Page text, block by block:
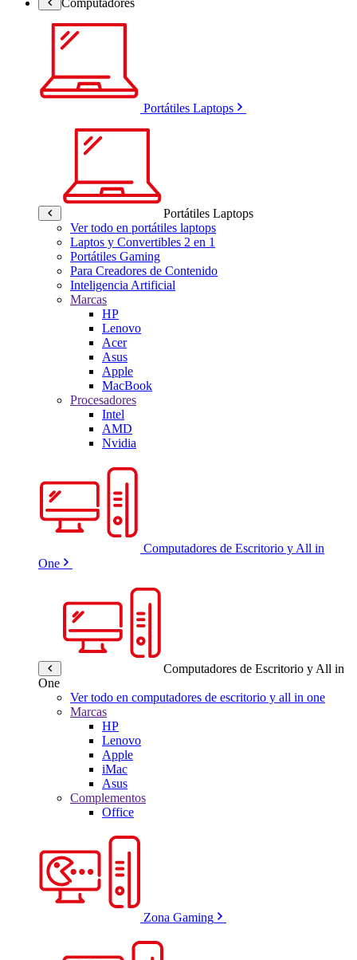
Portátiles Laptops
Portátiles Laptops
Ver todo en portátiles laptops
Laptos y Convertibles 2 en 1
Portátiles Gaming
Para Creadores de Contenido
Inteligencia Artificial
Marcas
HP
Lenovo
Acer
Asus
Apple
MacBook
Procesadores
Intel
AMD
Nvidia
Computadores de Escritorio y All in
One
Computadores de Escritorio y All in
One
Ver todo en computadores de escritorio y all in one
Marcas
HP
Lenovo
Apple
iMac
Asus
Complementos
Office
Zona Gaming